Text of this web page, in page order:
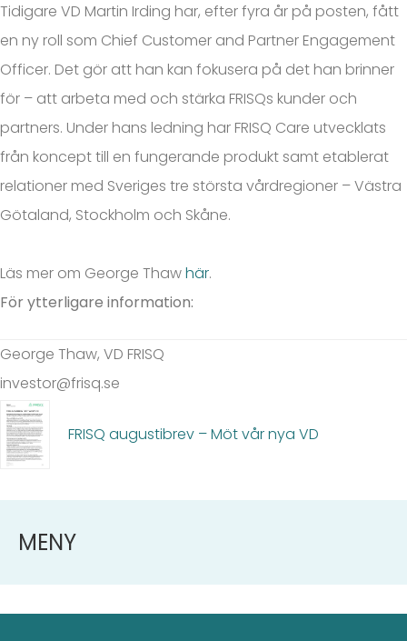
Tidigare VD Martin Irding har, efter fyra år på posten, fått
en ny roll som Chief Customer and Partner Engagement
Officer. Det gör att han kan fokusera på det han brinner
för – att arbeta med och stärka FRISQs kunder och
partners. Under hans ledning har FRISQ Care utvecklats
från koncept till en fungerande produkt samt etablerat
relationer med Sveriges tre största vårdregioner – Västra
Götaland, Stockholm och Skåne.
Läs mer om George Thawhär.
För ytterligare information:
George Thaw, VD FRISQ
investor@frisq.se
FRISQ augustibrev – Möt vår nya VD
MENY